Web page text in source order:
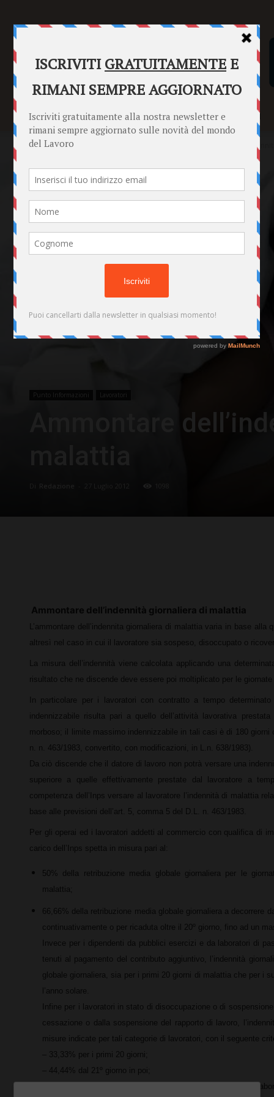
SENTENZE FORMULARI PUNTO INFORMAZIONI
Home Punto Informazioni Ammontare
Punto Informazioni Lavoratori
Ammontare
Ammontare dell’indennità giornaliera di malattia
L’ammontare dell’indennita giornaliera di malattia varia in base
altresì nel caso in cui il lavoratore sia sospeso, disoccupato o
La misura dell’indennità viene calcolata applicando una
risultato che ne discende deve essere poi moltiplicato per le
In particolare per i lavoratori con contratto a tempo
indennizzabile risulta pari a quello dell’attività lavorativa
morboso; il limite massimo indennizzabile in tali casi è di 180
n. n. 463/1983, convertito, con modificazioni, in L.n. 638/1983).
Da ciò discende che il datore di lavoro non potrà versare una
superiore a quelle effettivamente prestate dal lavoratore a
competenza dell’Inps versare al lavoratore l’indennità di malattia
base alle previsioni dell’art. 5, comma 5 del D.L. n. 463/1983.
Per gli operai ed i lavoratori addetti al commercio con qualifica di
carico dell’Inps spetta in misura pari al:
50% della retribuzione media globale giornaliera per le
malattia;
66,66% della retribuzione media globale giornaliera a decorrere
continuativamente o per ricaduta oltre il 20º giorno, fino ad un
Invece per i dipendenti da pubblici esercizi e da laboratori di
tenuti al pagamento del contributo aggiuntivo, l’indennità
globale giornaliera, sia per i primi 20 giorni di malattia che per i
l’anno solare.
Infine per i lavoratori in stato di disoccupazione o di
cessazione o dalla sospensione del rapporto di lavoro,
misure indicate per tali categorie di lavoratori, con il seguente
– 33,33% per i primi 20 giorni;
– 44,44% dal 21º giorno in poi;
– 53,33% per i lavoratori dipendenti da pubblici esercizi e da